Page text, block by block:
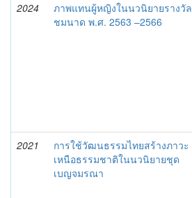
2024
ภาพแทนผู้หญิงในนวนิยายรางวัล
ชมนาด พ.ศ. 2563 –2566
2021
การใช้วัฒนธรรมไทยสร้างภาวะ
เหนือธรรมชาติในนวนิยายชุด
เบญจมรณา